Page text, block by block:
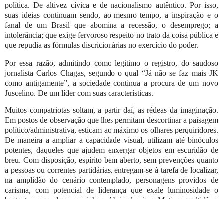
política. De altivez cívica e de nacionalismo autêntico. Por isso,
suas ideias continuam sendo, ao mesmo tempo, a inspiração e o
fanal de um Brasil que abomina a recessão, o desemprego; a
intolerância; que exige fervoroso respeito no trato da coisa pública e
que repudia as fórmulas discricionárias no exercício do poder.
Por essa razão, admitindo como legitimo o registro, do saudoso
jornalista Carlos Chagas, segundo o qual “Já não se faz mais JK
como antigamente”, a sociedade continua a procura de um novo
Juscelino. De um líder com suas características.
Muitos compatriotas soltam, a partir daí, as rédeas da imaginação.
Em postos de observação que lhes permitam descortinar a paisagem
político/administrativa, esticam ao máximo os olhares perquiridores.
De maneira a ampliar a capacidade visual, utilizam até binóculos
potentes, daqueles que ajudem enxergar objetos em escuridão de
breu. Com disposição, espírito bem aberto, sem prevenções quanto
a pessoas ou correntes partidárias, entregam-se à tarefa de localizar,
na amplidão do cenário contemplado, personagens providos de
carisma, com potencial de liderança que exale luminosidade o